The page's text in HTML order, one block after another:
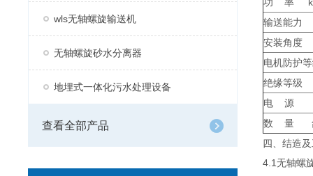
wls无轴螺旋输送机
无轴螺旋砂水分离器
地埋式一体化污水处理设备
查看全部产品
输送能力
安装角度
电机防护
绝缘等级
电 源
数 量
四、结造
4.1无轴螺